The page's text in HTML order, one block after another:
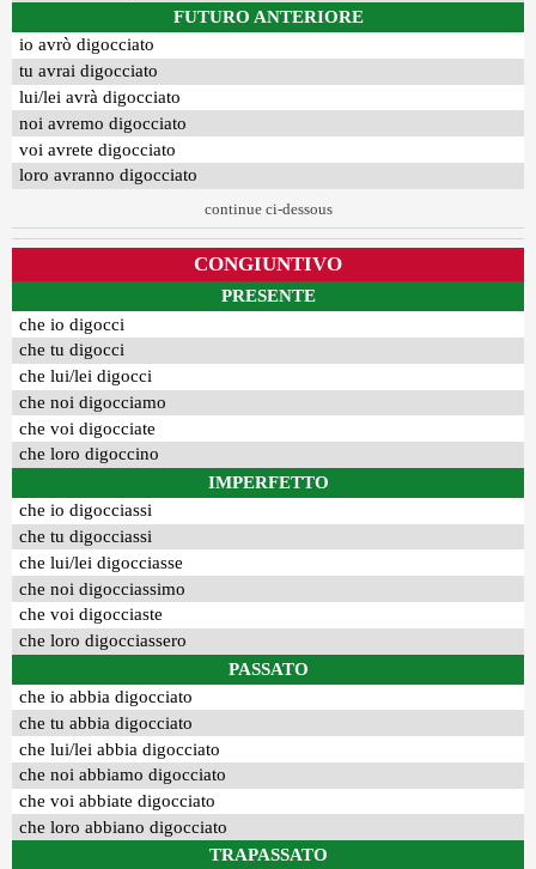
FUTURO ANTERIORE
io avrò digocciato
tu avrai digocciato
lui/lei avrà digocciato
noi avremo digocciato
voi avrete digocciato
loro avranno digocciato
continue ci-dessous
CONGIUNTIVO
PRESENTE
che io digocci
che tu digocci
che lui/lei digocci
che noi digocciamo
che voi digocciate
che loro digoccino
IMPERFETTO
che io digocciassi
che tu digocciassi
che lui/lei digocciasse
che noi digocciassimo
che voi digocciaste
che loro digocciassero
PASSATO
che io abbia digocciato
che tu abbia digocciato
che lui/lei abbia digocciato
che noi abbiamo digocciato
che voi abbiate digocciato
che loro abbiano digocciato
TRAPASSATO